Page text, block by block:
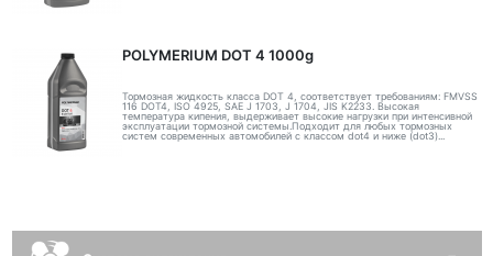
POLYMERIUM DOT 4 1000g
Тормозная жидкость класса DOT 4, соответствует требованиям: FMVSS
116 DOT4, ISO 4925, SAE J 1703, J 1704, JIS K2233. Высокая
температура кипения, выдерживает высокие нагрузки при интенсивной
эксплуатации тормозной системы.Подходит для любых тормозных
систем современных автомобилей с классом dot4 и ниже (dot3)...